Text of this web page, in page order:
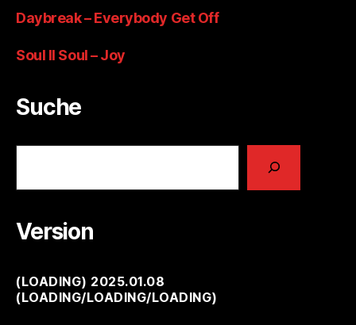
Daybreak – Everybody Get Off
Soul II Soul – Joy
Suche
Version
(LOADING) 2025.01.08
(LOADING/LOADING/LOADING)